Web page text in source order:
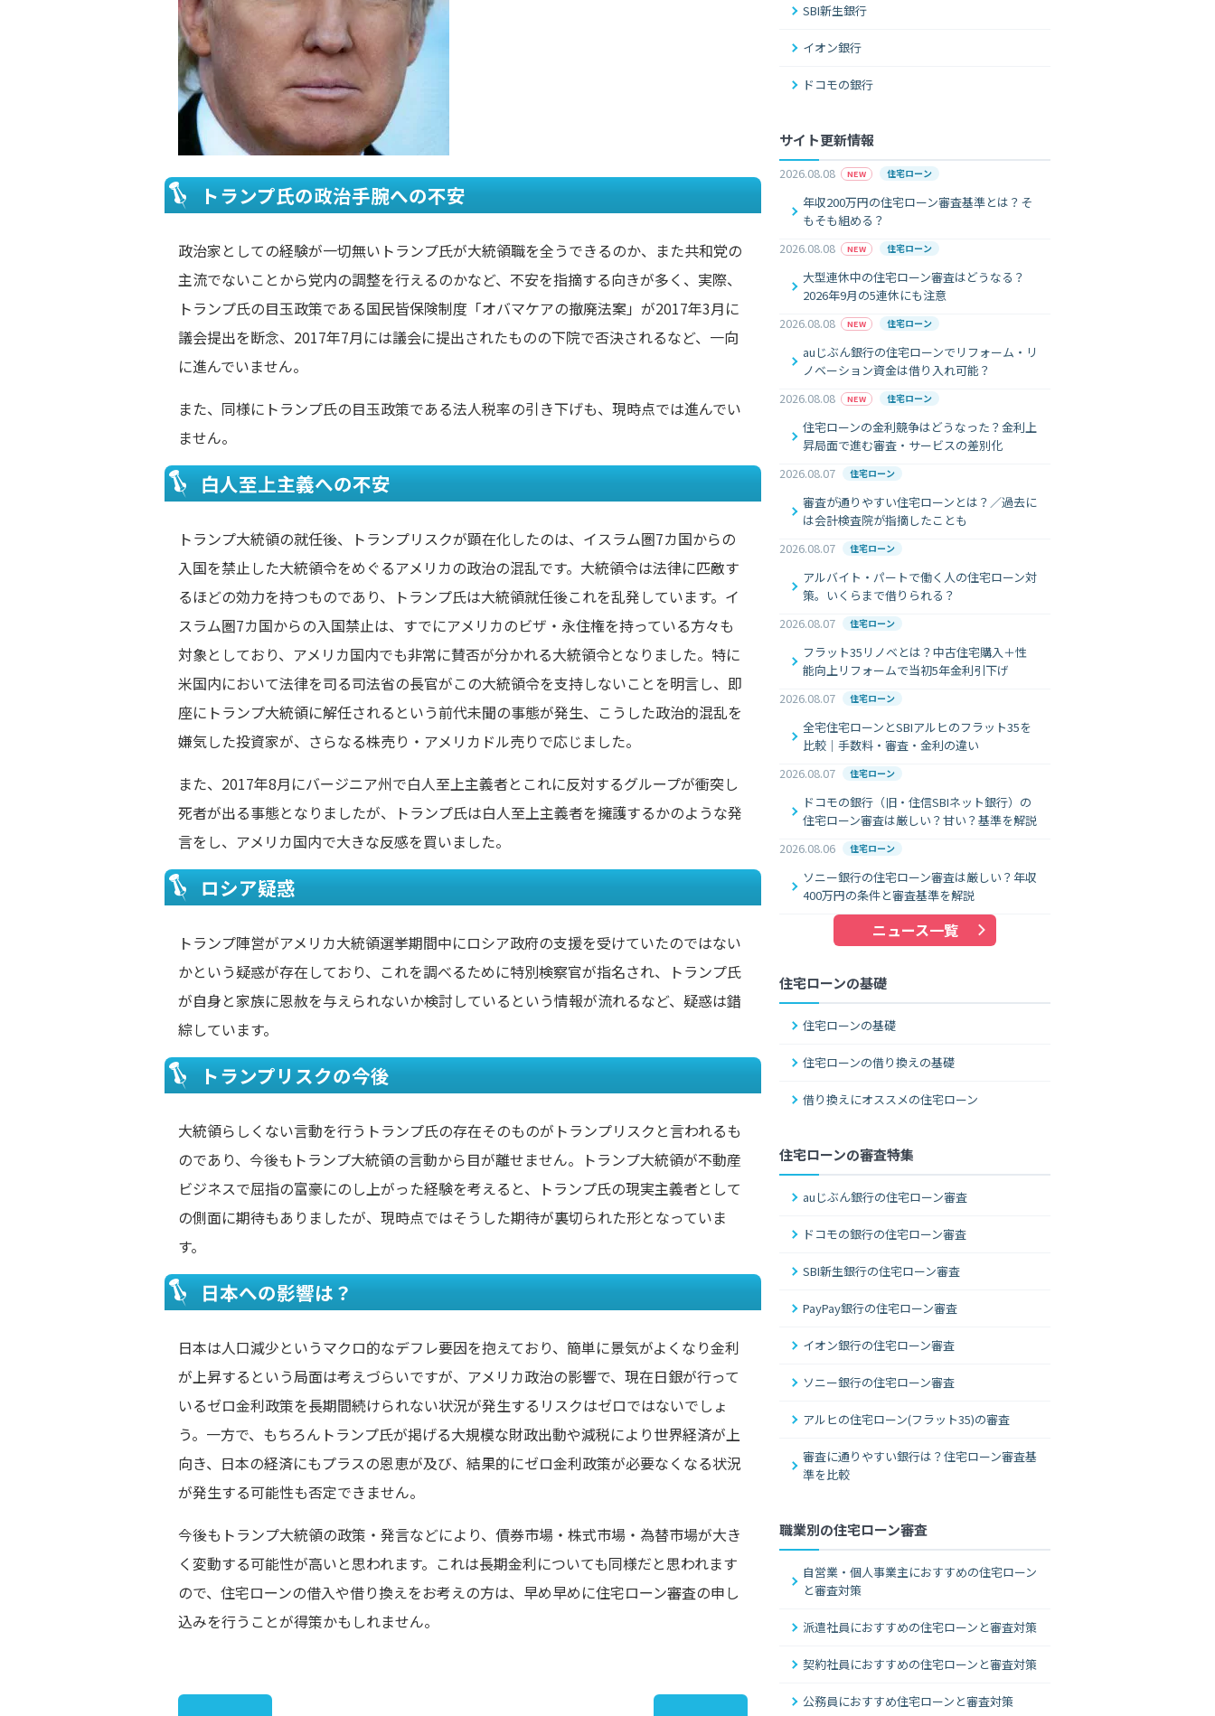
トランプ氏の政治手腕への不安
政治家としての経験が一切無いトランプ氏が大統領職を全うできるのか、また共和党の
主流でないことから党内の調整を行えるのかなど、不安を指摘する向きが多く、実際、
トランプ氏の目玉政策である国民皆保険制度「オバマケアの撤廃法案」が2017年3月に
議会提出を断念、2017年7月には議会に提出されたものの下院で否決されるなど、一向
に進んでいません。
また、同様にトランプ氏の目玉政策である法人税率の引き下げも、現時点では進んでい
ません。
白人至上主義への不安
トランプ大統領の就任後、トランプリスクが顕在化したのは、イスラム圏7カ国からの
入国を禁止した大統領令をめぐるアメリカの政治の混乱です。大統領令は法律に匹敵す
るほどの効力を持つものであり、トランプ氏は大統領就任後これを乱発しています。イ
スラム圏7カ国からの入国禁止は、すでにアメリカのビザ・永住権を持っている方々も
対象としており、アメリカ国内でも非常に賛否が分かれる大統領令となりました。特に
米国内において法律を司る司法省の長官がこの大統領令を支持しないことを明言し、即
座にトランプ大統領に解任されるという前代未聞の事態が発生、こうした政治的混乱を
嫌気した投資家が、さらなる株売り・アメリカドル売りで応じました。
また、2017年8月にバージニア州で白人至上主義者とこれに反対するグループが衝突し
死者が出る事態となりましたが、トランプ氏は白人至上主義者を擁護するかのような発
言をし、アメリカ国内で大きな反感を買いました。
ロシア疑惑
トランプ陣営がアメリカ大統領選挙期間中にロシア政府の支援を受けていたのではない
かという疑惑が存在しており、これを調べるために特別検察官が指名され、トランプ氏
が自身と家族に恩赦を与えられないか検討しているという情報が流れるなど、疑惑は錯
綜しています。
トランプリスクの今後
大統領らしくない言動を行うトランプ氏の存在そのものがトランプリスクと言われるも
のであり、今後もトランプ大統領の言動から目が離せません。トランプ大統領が不動産
ビジネスで屈指の富豪にのし上がった経験を考えると、トランプ氏の現実主義者として
の側面に期待もありましたが、現時点ではそうした期待が裏切られた形となっていま
す。
日本への影響は？
日本は人口減少というマクロ的なデフレ要因を抱えており、簡単に景気がよくなり金利
が上昇するという局面は考えづらいですが、アメリカ政治の影響で、現在日銀が行って
いるゼロ金利政策を長期間続けられない状況が発生するリスクはゼロではないでしょ
う。一方で、もちろんトランプ氏が掲げる大規模な財政出動や減税により世界経済が上
向き、日本の経済にもプラスの恩恵が及び、結果的にゼロ金利政策が必要なくなる状況
が発生する可能性も否定できません。
今後もトランプ大統領の政策・発言などにより、債券市場・株式市場・為替市場が大き
く変動する可能性が高いと思われます。これは長期金利についても同様だと思われます
ので、住宅ローンの借入や借り換えをお考えの方は、早め早めに住宅ローン審査の申し
込みを行うことが得策かもしれません。
SBI新生銀行
イオン銀行
ドコモの銀行
サイト更新情報
2026.08.08 NEW 住宅ローン
年収200万円の住宅ローン審査基準とは？そ
もそも組める？
2026.08.08
NEW 住宅ローン
大型連休中の住宅ローン審査はどうなる？
2026年9月の5連休にも注意
2026.08.08
NEW 住宅ローン
auじぶん銀行の住宅ローンでリフォーム・リ
ノベーション資金は借り入れ可能？
2026.08.08
NEW 住宅ローン
住宅ローンの金利競争はどうなった？金利上
昇局面で進む審査・サービスの差別化
2026.08.07
住宅ローン
審査が通りやすい住宅ローンとは？／過去に
は会計検査院が指摘したことも
2026.08.07
住宅ローン
アルバイト・パートで働く人の住宅ローン対
策。いくらまで借りられる？
2026.08.07
住宅ローン
フラット35リノベとは？中古住宅購入＋性
能向上リフォームで当初5年金利引下げ
2026.08.07
住宅ローン
全宅住宅ローンとSBIアルヒのフラット35を
比較｜手数料・審査・金利の違い
2026.08.07
住宅ローン
ドコモの銀行（旧・住信SBIネット銀行）の
住宅ローン審査は厳しい？甘い？基準を解説
2026.08.06
住宅ローン
ソニー銀行の住宅ローン審査は厳しい？年収
400万円の条件と審査基準を解説
ニュース一覧
住宅ローンの基礎
住宅ローンの基礎
住宅ローンの借り換えの基礎
借り換えにオススメの住宅ローン
住宅ローンの審査特集
auじぶん銀行の住宅ローン審査
ドコモの銀行の住宅ローン審査
SBI新生銀行の住宅ローン審査
PayPay銀行の住宅ローン審査
イオン銀行の住宅ローン審査
ソニー銀行の住宅ローン審査
アルヒの住宅ローン(フラット35)の審査
審査に通りやすい銀行は？住宅ローン審査基
準を比較
職業別の住宅ローン審査
自営業・個人事業主におすすめの住宅ローン
と審査対策
派遣社員におすすめの住宅ローンと審査対策
契約社員におすすめの住宅ローンと審査対策
公務員におすすめ住宅ローンと審査対策